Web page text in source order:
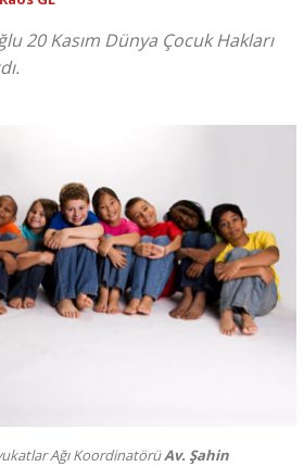
20 Kasım Dünya Çocuk Hakları
Ağı KoordinatörüAv. Şahin